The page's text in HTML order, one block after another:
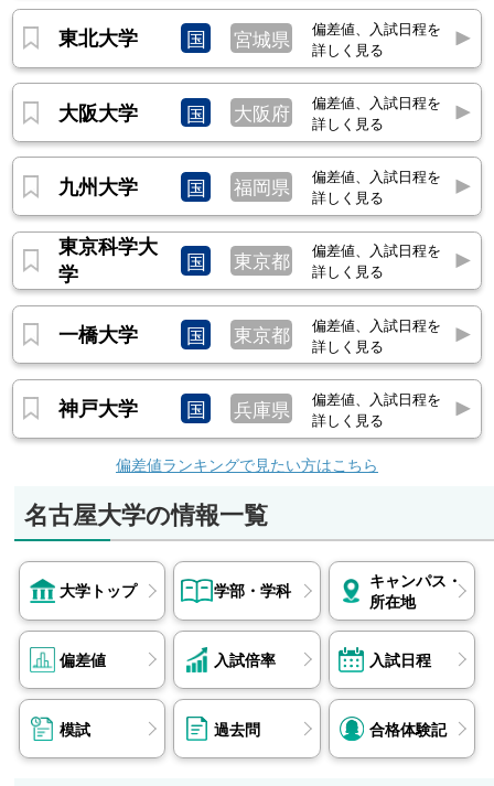
東北大学 国 宮城県
偏差値、入試日程を
詳しく見る
大阪大学 国 大阪府
偏差値、入試日程を
詳しく見る
九州大学 国 福岡県
偏差値、入試日程を
詳しく見る
東京科学大
学
国 東京都
偏差値、入試日程を
詳しく見る
一橋大学 国 東京都
偏差値、入試日程を
詳しく見る
神戸大学 国 兵庫県
偏差値、入試日程を
詳しく見る
偏差値ランキングで見たい方はこちら
名古屋大学の情報一覧
大学トップ 学部・学科
キャンパス・
所在地
偏差値 入試倍率 入試日程
模試 過去問 合格体験記